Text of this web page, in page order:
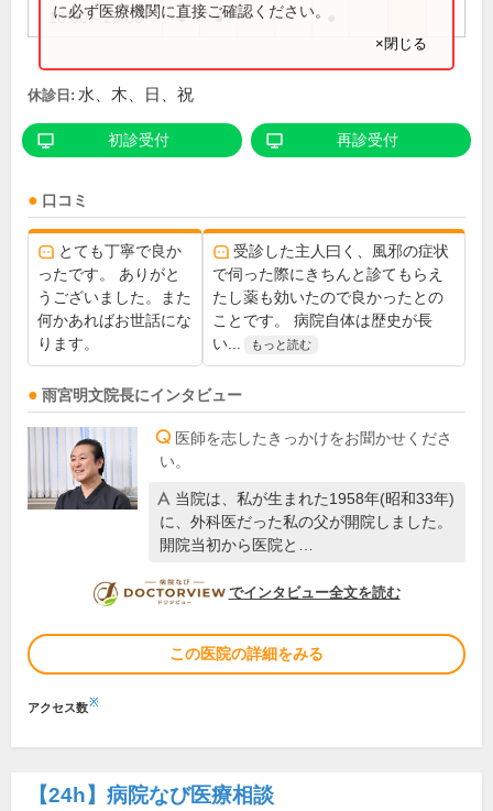
16:00～20:00 ● ●
に必ず医療機関に直接ご確認ください。
×閉じる
休診日: 水、木、日、祝
初診受付 再診受付
口コミ
とても丁寧で良か
ったです。 ありがと
うございました。また
何かあればお世話にな
ります。
受診した主人曰く、風邪の症状
で伺った際にきちんと診てもらえ
たし薬も効いたので良かったとの
ことです。 病院自体は歴史が長
い...
もっと読む
雨宮明文院長にインタビュー
医師を志したきっかけをお聞かせくださ
い。
当院は、私が生まれた1958年(昭和33年)
に、外科医だった私の父が開院しました。
開院当初から医院と…
DOCTORVIEW
でインタビュー全文を読む
この医院の詳細をみる
アクセス数※
【24h】 病院なび医療相談